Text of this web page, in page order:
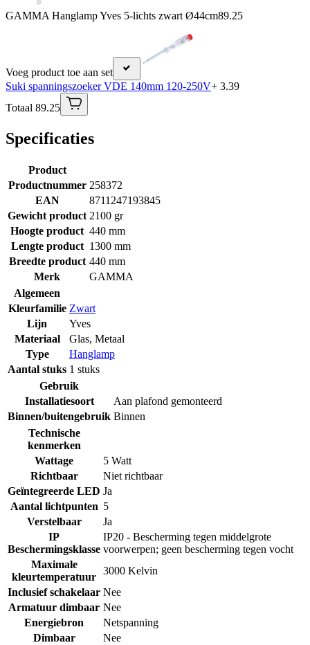
GAMMA Hanglamp Yves 5-lichts zwart Ø44cm89.25
Voeg product toe aan set
Suki spanningszoeker VDE 140mm 120-250V+ 3.39
Totaal 89.25
Specificaties
Product
Productnummer 258372
EAN
8711247193845
Gewicht product 2100 gr
Hoogte product 440 mm
Lengte product 1300 mm
Breedte product 440 mm
Merk
GAMMA
Algemeen
Kleurfamilie Zwart
Lijn
Yves
Materiaal
Glas, Metaal
Type
Hanglamp
Aantal stuks 1 stuks
Gebruik
Installatiesoort
Aan plafond gemonteerd
Binnen/buitengebruik Binnen
Technische
kenmerken
Wattage
5 Watt
Richtbaar
Niet richtbaar
Geïntegreerde LED Ja
Aantal lichtpunten 5
Verstelbaar
Ja
IP
Beschermingsklasse
IP20 - Bescherming tegen middelgrote
voorwerpen; geen bescherming tegen vocht
Maximale
kleurtemperatuur
3000 Kelvin
Inclusief schakelaar Nee
Armatuur dimbaar Nee
Energiebron
Netspanning
Dimbaar
Nee